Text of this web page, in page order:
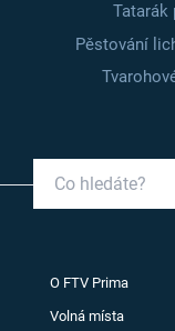
Tatarák
Pěstování
O FTV Prima
Volná místa